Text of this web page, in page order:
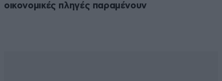
οικονομικές πληγές παραμένουν